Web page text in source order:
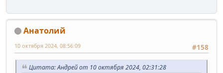
Анатолий
#158
10 октября 2024, 08:56:09
Цитата: Андрей от 10 октября 2024, 02:31:28